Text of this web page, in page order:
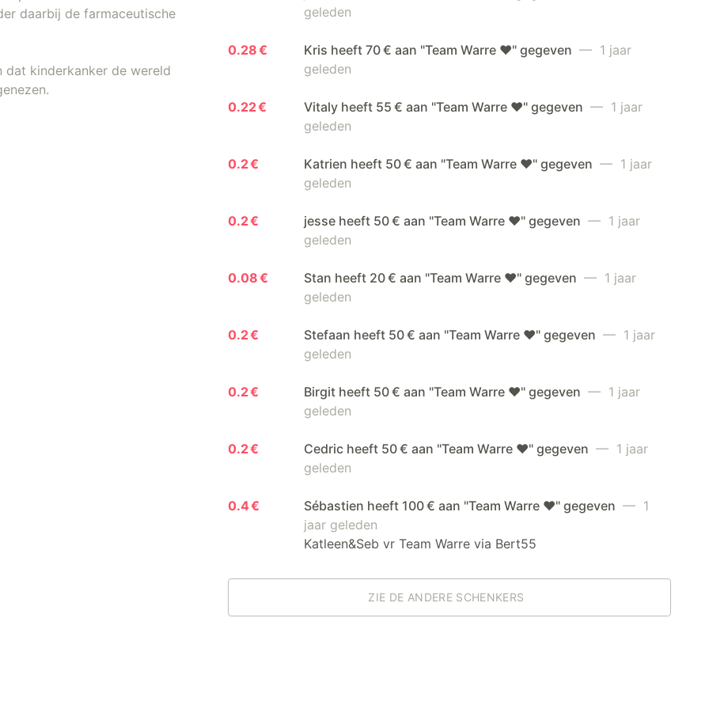
daarbij de farmaceutische
dat kinderkanker de wereld
geleden
0.28 € Kris heeft 70 € aan "Team Warre ❤️" gegeven — 1 jaar
geleden
0.22 € Vitaly heeft 55 € aan "Team Warre ❤️" gegeven — 1 jaar
geleden
0.2 € Katrien heeft 50 € aan "Team Warre ❤️" gegeven — 1 jaar
geleden
0.2 € jesse heeft 50 € aan "Team Warre ❤️" gegeven — 1 jaar
geleden
0.08 € Stan heeft 20 € aan "Team Warre ❤️" gegeven — 1 jaar
geleden
0.2 € Stefaan heeft 50 € aan "Team Warre ❤️" gegeven — 1 jaar
geleden
0.2 € Birgit heeft 50 € aan "Team Warre ❤️" gegeven — 1 jaar
geleden
0.2 € Cedric heeft 50 € aan "Team Warre ❤️" gegeven — 1 jaar
geleden
0.4 € Sébastien heeft 100 € aan "Team Warre ❤️" gegeven — 1
jaar geleden
Katleen&Seb vr Team Warre via Bert55
ZIE DE ANDERE SCHENKERS